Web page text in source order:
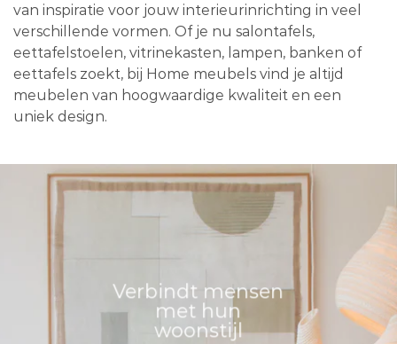
van inspiratie voor jouw interieurinrichting in veel
verschillende vormen. Of je nu salontafels,
eettafelstoelen, vitrinekasten, lampen, banken of
eettafels zoekt, bij Home meubels vind je altijd
meubelen van hoogwaardige kwaliteit en een
uniek design.
Verbindt mensen
met hun
woonstijl